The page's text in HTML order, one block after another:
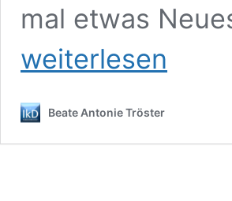
mal etwas
weiterlesen
Beate Antonie Tröster